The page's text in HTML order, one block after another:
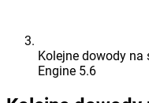
Kolejne dowody na
Engine 5.6